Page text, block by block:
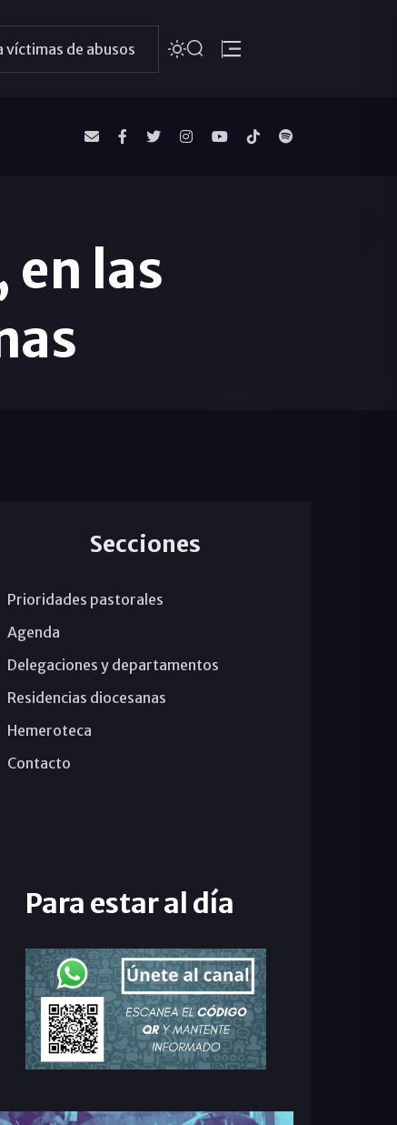
víctimas de abusos
en las
Secciones
Prioridades pastorales
Agenda
Delegaciones y departamentos
Residencias diocesanas
Hemeroteca
Contacto
Para estar al día